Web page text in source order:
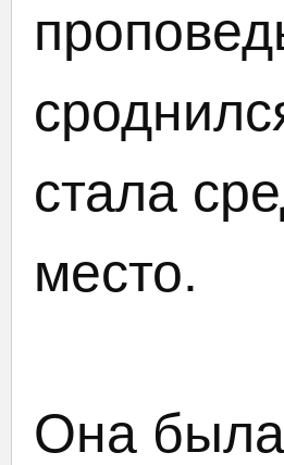
стала
место.
Она